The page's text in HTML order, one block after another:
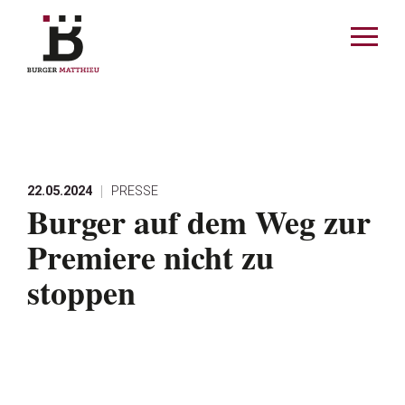
Menü
öffnen
schliessen
SPORT
SPONSOREN
22.05.2024 PRESSE
Burger auf dem Weg zur
Premiere nicht zu
stoppen